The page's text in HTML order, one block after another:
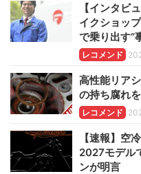
【インタビ
イクショッ
で乗り出す“
レコメンド
高性能リア
の持ち腐れ
レコメンド
【速報】空
2027モデル
ンが明言